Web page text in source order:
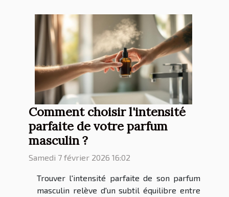
Comment choisir l'intensité
parfaite de votre parfum
masculin ?
Samedi 7 février 2026 16:02
Trouver l'intensité parfaite de son parfum
masculin relève d'un subtil équilibre entre